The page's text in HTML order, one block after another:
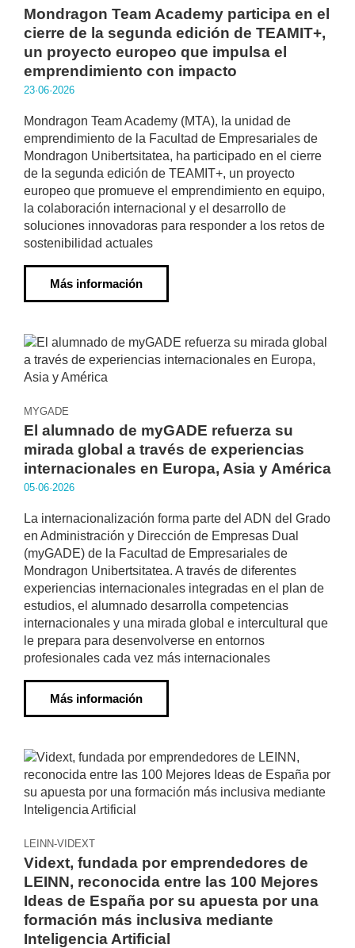
Mondragon Team Academy participa en el
cierre de la segunda edición de TEAMIT+,
un proyecto europeo que impulsa el
emprendimiento con impacto
23·06·2026
Mondragon Team Academy (MTA), la unidad de
emprendimiento de la Facultad de Empresariales de
Mondragon Unibertsitatea, ha participado en el cierre
de la segunda edición de TEAMIT+, un proyecto
europeo que promueve el emprendimiento en equipo,
la colaboración internacional y el desarrollo de
soluciones innovadoras para responder a los retos de
sostenibilidad actuales
Más información
MYGADE
El alumnado de myGADE refuerza su
mirada global a través de experiencias
internacionales en Europa, Asia y América
05·06·2026
La internacionalización forma parte del ADN del Grado
en Administración y Dirección de Empresas Dual
(myGADE) de la Facultad de Empresariales de
Mondragon Unibertsitatea. A través de diferentes
experiencias internacionales integradas en el plan de
estudios, el alumnado desarrolla competencias
internacionales y una mirada global e intercultural que
le prepara para desenvolverse en entornos
profesionales cada vez más internacionales
Más información
LEINN-VIDEXT
Vidext, fundada por emprendedores de
LEINN, reconocida entre las 100 Mejores
Ideas de España por su apuesta por una
formación más inclusiva mediante
Inteligencia Artificial